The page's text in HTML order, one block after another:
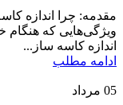
مقدمه: چرا اندازه
ویژگی‌هایی که هنگام
اندازه کاسه ساز...
ادامه مطلب
05 مرداد